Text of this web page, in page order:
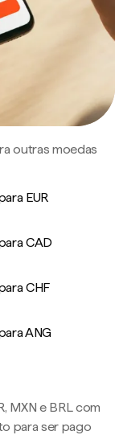
outras moedas
EUR
CAD
CHF
ANG
MXN e BRL com
para ser pago